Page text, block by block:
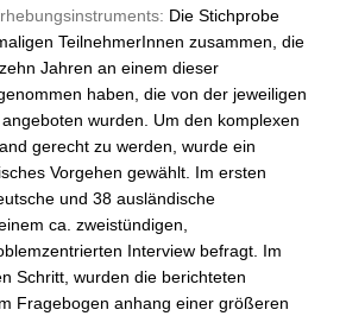
Die Stichprobe
TeilnehmerInnen zusammen, die
Jahren an einem dieser
haben, die von der jeweiligen
wurden. Um den komplexen
gerecht zu werden, wurde ein
Vorgehen gewählt. Im ersten
und 38 ausländische
ca. zweistündigen,
Interview befragt. Im
Schritt, wurden die berichteten
Fragebogen anhang einer größeren